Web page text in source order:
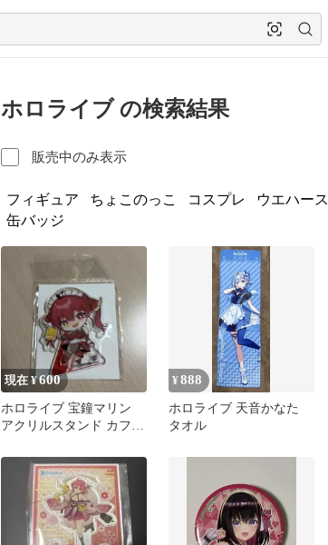
ホロライブ の検索結果
販売中のみ表示
フィギュア ちょこのっこ コスプレ ウエハース
缶バッジ
現在 ¥600
ホロライブ 宝鐘マリン
アクリルスタンド カフェ
¥888
ホロライブ 天音かなた
タオル